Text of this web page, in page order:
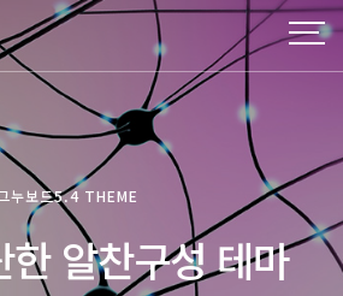
누보드5.4 THEME
한 알찬구성 테마